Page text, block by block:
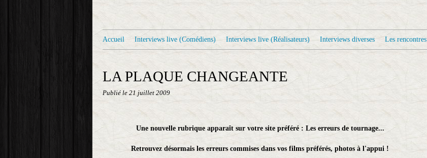
Accueil Interviews live (Comédiens) Interviews live (Réalisateurs) Interviews diverses Les rencontres
LA PLAQUE CHANGEANTE
Publié le 21 juillet 2009
Une nouvelle rubrique apparaît sur votre site préféré : Les erreurs de tournage...
Retrouvez désormais les erreurs commises dans vos films préférés, photos à l'appui !